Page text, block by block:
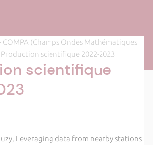
COMPA (Champs Ondes Mathématiques
Production scientifique 2022-2023
scientifique
Leveraging data from nearby stations